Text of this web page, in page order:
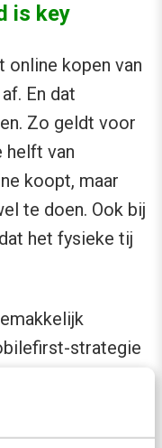
is key
online kopen van
En dat
Zo geldt voor
helft van
koopt, maar
te doen. Ook bij
het fysieke tij
strategie
dat
smartphone